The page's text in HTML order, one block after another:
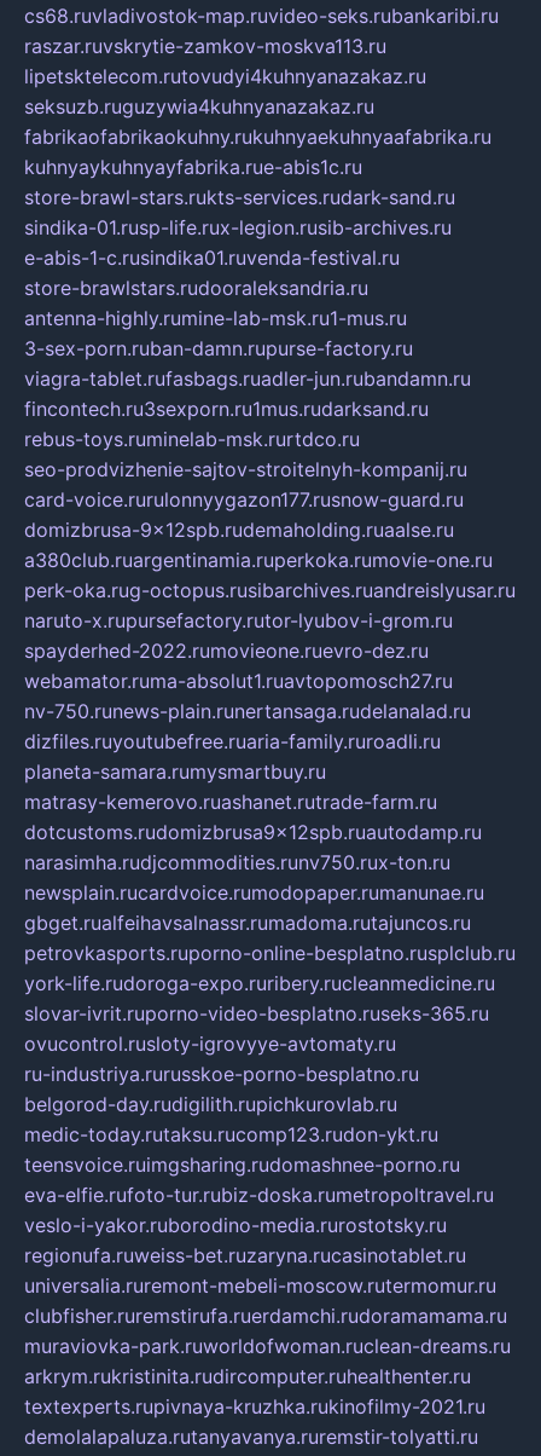
cs68.ruvladivostok-map.ruvideo-seks.rubankaribi.ru
raszar.ruvskrytie-zamkov-moskva113.ru
lipetsktelecom.rutovudyi4kuhnyanazakaz.ru
seksuzb.ruguzywia4kuhnyanazakaz.ru
fabrikaofabrikaokuhny.rukuhnyaekuhnyaafabrika.ru
kuhnyaykuhnyayfabrika.rue-abis1c.ru
store-brawl-stars.rukts-services.rudark-sand.ru
sindika-01.rusp-life.rux-legion.rusib-archives.ru
e-abis-1-c.rusindika01.ruvenda-festival.ru
store-brawlstars.rudooraleksandria.ru
antenna-highly.rumine-lab-msk.ru1-mus.ru
3-sex-porn.ruban-damn.rupurse-factory.ru
viagra-tablet.rufasbags.ruadler-jun.rubandamn.ru
fincontech.ru3sexporn.ru1mus.rudarksand.ru
rebus-toys.ruminelab-msk.rurtdco.ru
seo-prodvizhenie-sajtov-stroitelnyh-kompanij.ru
card-voice.rurulonnyygazon177.rusnow-guard.ru
domizbrusa-9x12spb.rudemaholding.ruaalse.ru
a380club.ruargentinamia.ruperkoka.rumovie-one.ru
perk-oka.rug-octopus.rusibarchives.ruandreislyusar.ru
naruto-x.rupursefactory.rutor-lyubov-i-grom.ru
spayderhed-2022.rumovieone.ruevro-dez.ru
webamator.ruma-absolut1.ruavtopomosch27.ru
nv-750.runews-plain.runertansaga.rudelanalad.ru
dizfiles.ruyoutubefree.ruaria-family.ruroadli.ru
planeta-samara.rumysmartbuy.ru
matrasy-kemerovo.ruashanet.rutrade-farm.ru
dotcustoms.rudomizbrusa9x12spb.ruautodamp.ru
narasimha.rudjcommodities.runv750.rux-ton.ru
newsplain.rucardvoice.rumodopaper.rumanunae.ru
gbget.rualfeihavsalnassr.rumadoma.rutajuncos.ru
petrovkasports.ruporno-online-besplatno.rusplclub.ru
york-life.rudoroga-expo.ruribery.rucleanmedicine.ru
slovar-ivrit.ruporno-video-besplatno.ruseks-365.ru
ovucontrol.rusloty-igrovyye-avtomaty.ru
ru-industriya.rurusskoe-porno-besplatno.ru
belgorod-day.rudigilith.rupichkurovlab.ru
medic-today.rutaksu.rucomp123.rudon-ykt.ru
teensvoice.ruimgsharing.rudomashnee-porno.ru
eva-elfie.rufoto-tur.rubiz-doska.rumetropoltravel.ru
veslo-i-yakor.ruborodino-media.rurostotsky.ru
regionufa.ruweiss-bet.ruzaryna.rucasinotablet.ru
universalia.ruremont-mebeli-moscow.rutermomur.ru
clubfisher.ruremstirufa.ruerdamchi.rudoramamama.ru
muraviovka-park.ruworldofwoman.ruclean-dreams.ru
arkrym.rukristinita.rudircomputer.ruhealthenter.ru
textexperts.rupivnaya-kruzhka.rukinofilmy-2021.ru
demolalapaluza.rutanyavanya.ruremstir-tolyatti.ru